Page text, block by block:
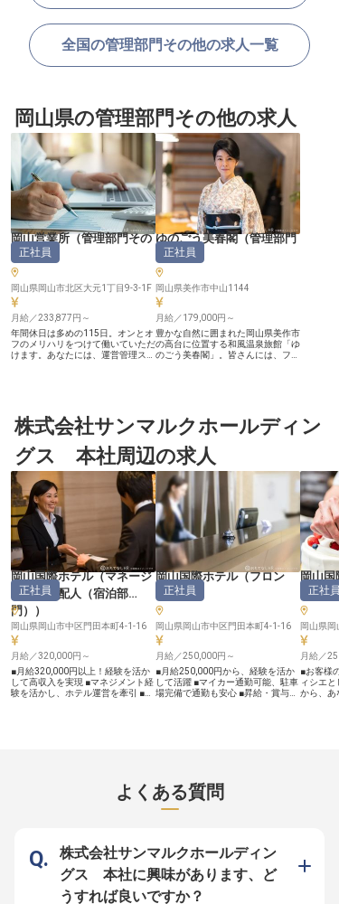
全国の管理部門その他の求人一覧
岡山県の管理部門その他の求人
岡山営業所（管理部門その
他）
正社員
岡山県岡山市北区大元1丁目9-3-1F
月給／233,877円～
年間休日は多めの115日。オンとオ
フのメリハリをつけて働いていただ
けます。あなたには、運営管理スタ
なぶきスペースシェアは、民泊施設
の運営やマンスリーマンションの運
に過ごせるひとときを提供していま
す。※この求人は2023年9月29日時
点の情報です
ゆのごう美春閣（管理部門
その他）
正社員
岡山県美作市中山1144
月給／179,000円～
豊かな自然に囲まれた岡山県美作市
の高台に位置する和風温泉旅館「ゆ
のごう美春閣」。皆さんには、フロ
ョン能力を身につけることができま
す。未経験者も大歓迎ですので、一
単身寮を完備し新生活をサポートし
ています。※2023年7月31日時点の
情報です。
株式会社サンマルクホールディン
グス 本社周辺の求人
岡山国際ホテル（マネージ
ャー・支配人（宿泊部
門）
）
正社員
岡山県岡山市中区門田本町4-1-16
月給／320,000円～
■月給320,000円以上！経験を活か
して高収入を実現 ■マネジメント経
験を活かし、ホテル運営を牽引 ■お
配人として、チェックイン・チェッ
クアウトの管理から予約対応の品質
の期待を超える感動を創造してくだ
さい。 あなたの温かいおもてなし
の心とリーダーシップが、お客様の
笑顔とホテルの評価に直結します。
ーー【キャリアアップと働きやすさ
を両立する環境】 これまでのマネ
岡山国際ホテル（フロン
ト）
正社員
岡山県岡山市中区門田本町4-1-16
月給／250,000円～
■月給250,000円から、経験を活か
して活躍 ■マイカー通勤可能、駐車
場完備で通勤も安心 ■昇給・賞与あ
ックイン・アウトの手続きはもちろ
ん、お問い合わせ対応や宿泊予約、
プラン作成まで、お客様の滞在をよ
が、お客様の笑顔と感動に繋がりま
す。 経験を活かし、お客様の記憶
に残る素敵な思い出を一緒に創りま
せんか。 ーー【安定した環境でキ
ャリアを築く】 正社員として安定
した環境で長く働きたい方にとっ
岡山国
エ）
正社員
岡山県
月給／
■お客様
ィシエ
から、あ
て、お客
よくある質問
株式会社サンマルクホールディン
グス 本社に興味があります、ど
うすれば良いですか？